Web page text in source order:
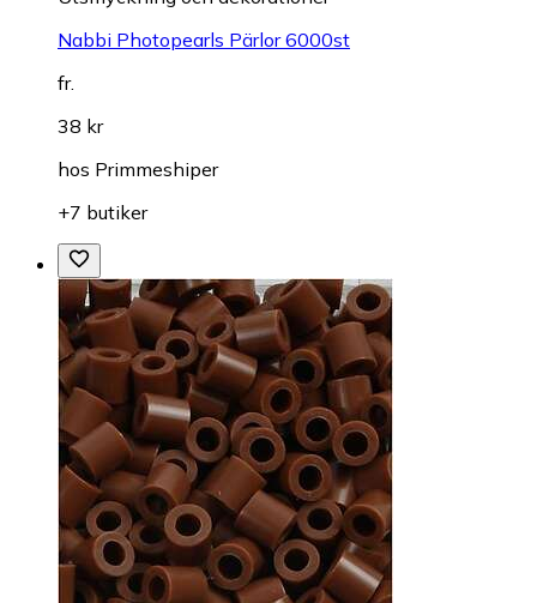
Nabbi Photopearls Pärlor 6000st
fr.
38 kr
hos Primmeshiper
+7 butiker